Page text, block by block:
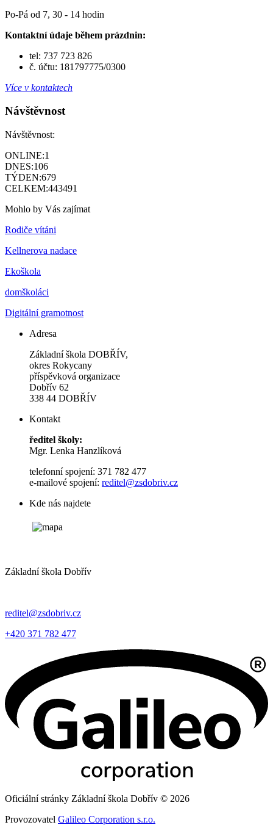
Po-Pá od 7, 30 - 14 hodin
Kontaktní údaje během prázdnin:
tel: 737 723 826
č. účtu: 181797775/0300
Více v kontaktech
Návštěvnost
Návštěvnost:
ONLINE:1
DNES:106
TÝDEN:679
CELKEM:443491
Mohlo by Vás zajímat
Rodiče vítáni
Kellnerova nadace
Ekoškola
domškoláci
Digitální gramotnost
Adresa
Základní škola DOBŘÍV,
okres Rokycany
příspěvková organizace
Dobřív 62
338 44 DOBŘÍV
Kontakt
ředitel školy:
Mgr. Lenka Hanzlíková
telefonní spojení: 371 782 477
e-mailové spojení: reditel@zsdobriv.cz
Kde nás najdete
Základní škola Dobřív
reditel@zsdobriv.cz
+420 371 782 477
Oficiální stránky Základní škola Dobřív © 2026
Provozovatel Galileo Corporation s.r.o.